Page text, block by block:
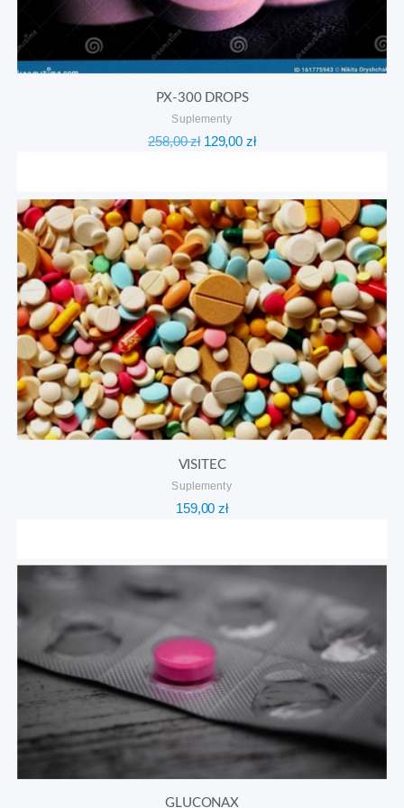
PX-300 DROPS
Suplementy
258,00zł Pierwotna
258,00 zł.
129,00 złAktualna
129,00 zł.
VISITEC
Suplementy
159,00zł
GLUCONAX